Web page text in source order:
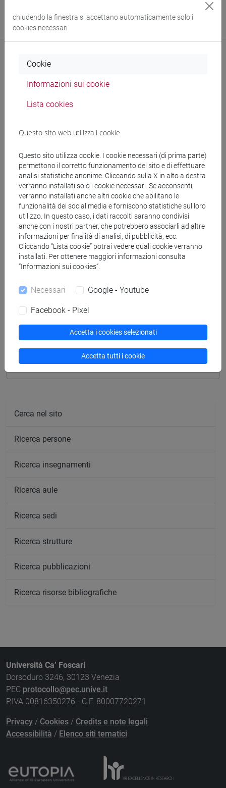
Spazio Moodle
Link allo spazio del corso
Docenti
CRITTO Andrea- 30h Lezione
FURLAN Elisa- 18h Esercitazioni
Materiali didattici
Corsi di studio e percorsi
[CT5] SCIENZE AMBIENTALI - Laurea
percorso comune
Cerca nel sito
Ricerca persone
Ricerca insegnamenti
Ricerca aule
Ricerca sedi
Ricerca strutture
Ricerca pubblicazioni
Ricerca risorse bibliografiche
Università Ca’ Foscari
Dorsoduro 3246, 30123 Venezia
PEC protocollo@pec.unive.it
P.IVA 00816350276 - C.F. 80007720271
Privacy / Cookies / Credits e note legali
Accessibilità / Elenco siti tematici
chiudendo la finestra si accettano automaticamente solo i
cookies necessari
Cookie
Informazioni sui cookie
Lista cookies
Questo sito web utilizza i cookie
Questo sito utilizza cookie. I cookie necessari (di prima parte)
permettono il corretto funzionamento del sito e di effettuare
analisi statistiche anonime. Cliccando sulla X in alto a destra
verranno installati solo i cookie necessari. Se acconsenti,
verranno installati anche altri cookie che abilitano le
funzionalità dei social media e forniscono statistiche sul loro
utilizzo. In questo caso, i dati raccolti saranno condivisi
anche con i nostri partner, che potrebbero associarli ad altre
informazioni per finalità di analisi, di pubblicità, ecc.
Cliccando “Lista cookie” potrai vedere quali cookie verranno
installati. Per ottenere maggiori informazioni consulta
“Informazioni sui cookies”.
Necessari Google - Youtube
Facebook - Pixel
Accetta i cookies selezionati
Accetta tutti i cookie